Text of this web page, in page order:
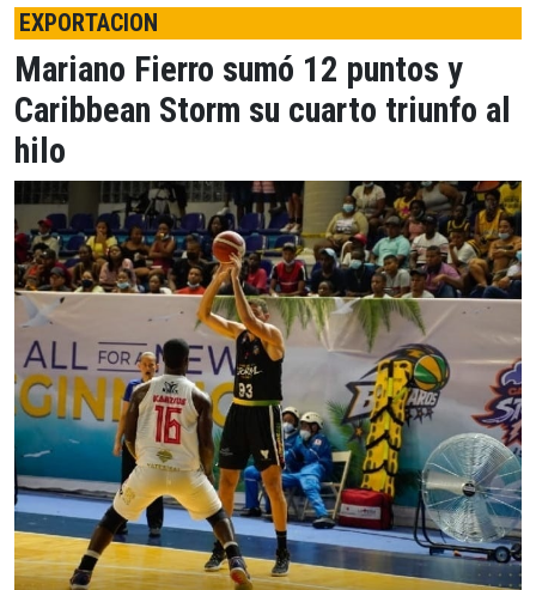
EXPORTACION
Mariano Fierro sumó 12 puntos y
Caribbean Storm su cuarto triunfo al
hilo